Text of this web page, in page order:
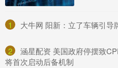
1 大牛网 阳新：立了车辆引导
2
涵星配资 美国政府停摆致
将首次启动后备机制